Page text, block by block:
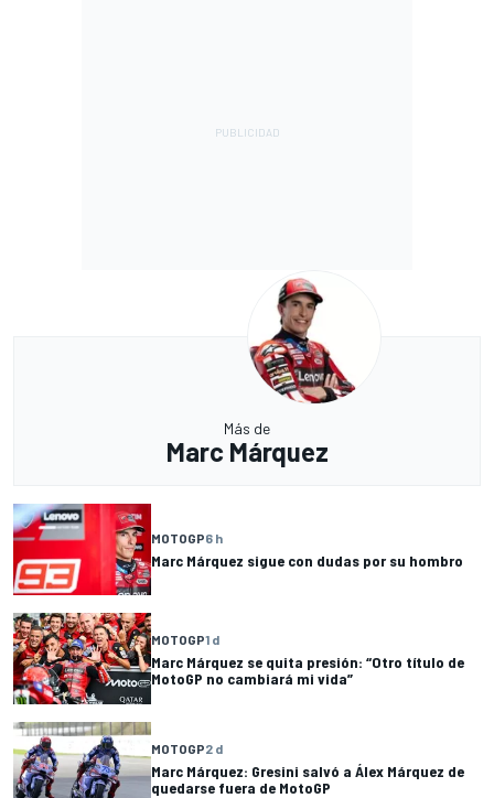
Más de
Marc Márquez
MOTOGP6 h
Marc Márquez sigue con dudas por su hombro
MOTOGP1 d
Marc Márquez se quita presión: “Otro título de
MotoGP no cambiará mi vida”
MOTOGP2 d
Marc Márquez: Gresini salvó a Álex Márquez de
quedarse fuera de MotoGP